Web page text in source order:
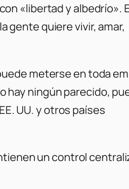
«libertad y albedrío».
gente quiere vivir, amar,
meterse en toda
hay ningún parecido,
UU. y otros países
un control